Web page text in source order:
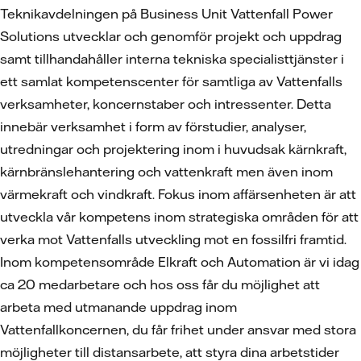
Teknikavdelningen på Business Unit Vattenfall Power
Solutions utvecklar och genomför projekt och uppdrag
samt tillhandahåller interna tekniska specialisttjänster i
ett samlat kompetenscenter för samtliga av Vattenfalls
verksamheter, koncernstaber och intressenter. Detta
innebär verksamhet i form av förstudier, analyser,
utredningar och projektering inom i huvudsak kärnkraft,
kärnbränslehantering och vattenkraft men även inom
värmekraft och vindkraft. Fokus inom affärsenheten är att
utveckla vår kompetens inom strategiska områden för att
verka mot Vattenfalls utveckling mot en fossilfri framtid.
Inom kompetensområde Elkraft och Automation är vi idag
ca 20 medarbetare och hos oss får du möjlighet att
arbeta med utmanande uppdrag inom
Vattenfallkoncernen, du får frihet under ansvar med stora
möjligheter till distansarbete, att styra dina arbetstider